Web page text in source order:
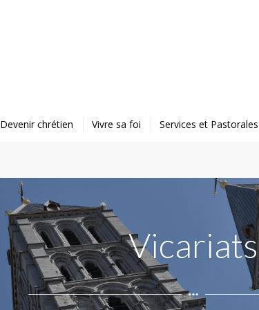
Devenir chrétien Vivre sa foi Services et Pastorales
Vicariats